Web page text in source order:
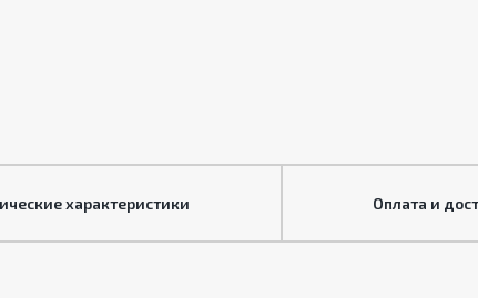
характеристики Оплата и